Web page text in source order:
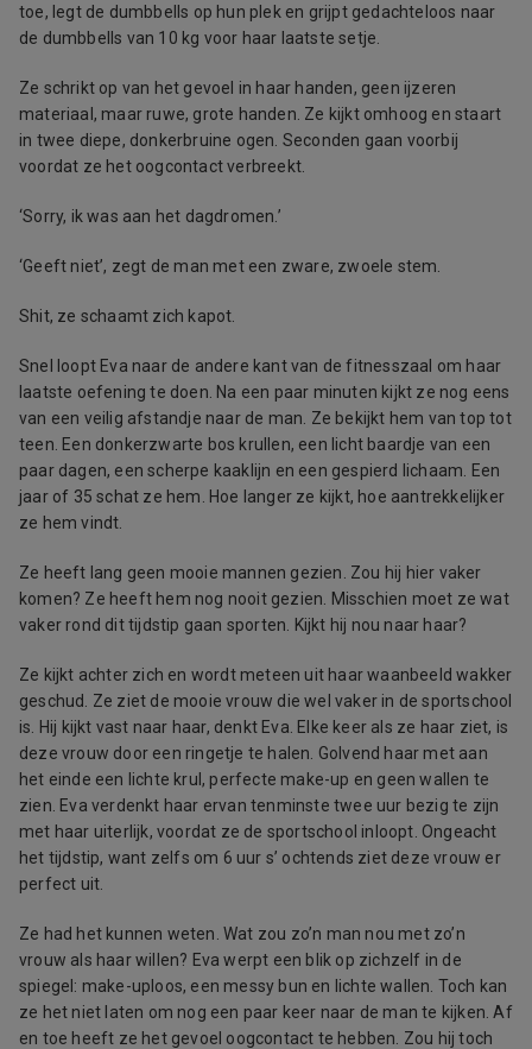
toe, legt de dumbbells op hun plek en grijpt gedachteloos naar
de dumbbells van 10 kg voor haar laatste setje.
Ze schrikt op van het gevoel in haar handen, geen ijzeren
materiaal, maar ruwe, grote handen. Ze kijkt omhoog en staart
in twee diepe, donkerbruine ogen. Seconden gaan voorbij
voordat ze het oogcontact verbreekt.
‘Sorry, ik was aan het dagdromen.’
‘Geeft niet’, zegt de man met een zware, zwoele stem.
Shit, ze schaamt zich kapot.
Snel loopt Eva naar de andere kant van de fitnesszaal om haar
laatste oefening te doen. Na een paar minuten kijkt ze nog eens
van een veilig afstandje naar de man. Ze bekijkt hem van top tot
teen. Een donkerzwarte bos krullen, een licht baardje van een
paar dagen, een scherpe kaaklijn en een gespierd lichaam. Een
jaar of 35 schat ze hem. Hoe langer ze kijkt, hoe aantrekkelijker
ze hem vindt.
Ze heeft lang geen mooie mannen gezien. Zou hij hier vaker
komen? Ze heeft hem nog nooit gezien. Misschien moet ze wat
vaker rond dit tijdstip gaan sporten. Kijkt hij nou naar haar?
Ze kijkt achter zich en wordt meteen uit haar waanbeeld wakker
geschud. Ze ziet de mooie vrouw die wel vaker in de sportschool
is. Hij kijkt vast naar haar, denkt Eva. Elke keer als ze haar ziet, is
deze vrouw door een ringetje te halen. Golvend haar met aan
het einde een lichte krul, perfecte make-up en geen wallen te
zien. Eva verdenkt haar ervan tenminste twee uur bezig te zijn
met haar uiterlijk, voordat ze de sportschool inloopt. Ongeacht
het tijdstip, want zelfs om 6 uur s’ ochtends ziet deze vrouw er
perfect uit.
Ze had het kunnen weten. Wat zou zo’n man nou met zo’n
vrouw als haar willen? Eva werpt een blik op zichzelf in de
spiegel: make-uploos, een messy bun en lichte wallen. Toch kan
ze het niet laten om nog een paar keer naar de man te kijken. Af
en toe heeft ze het gevoel oogcontact te hebben. Zou hij toch